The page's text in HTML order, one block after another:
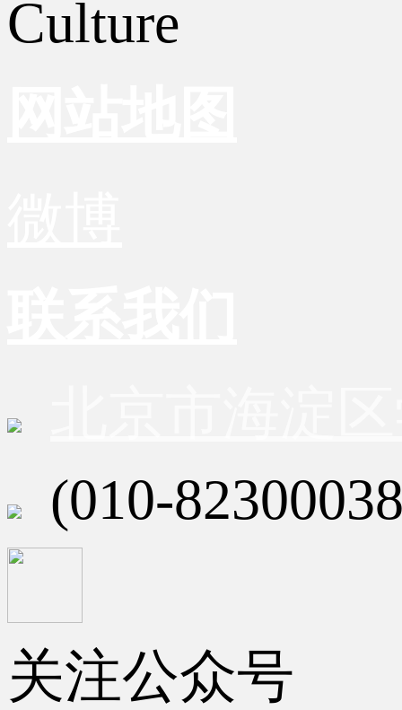
Culture
(010-
关注公众号